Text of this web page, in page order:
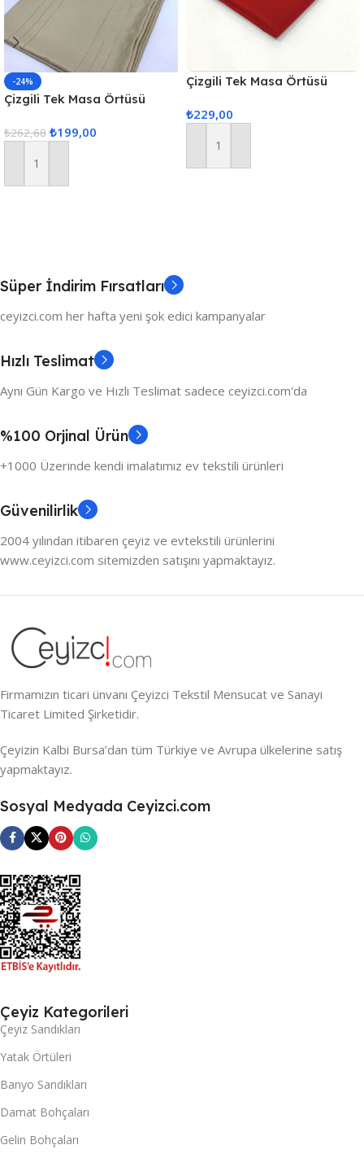
-24%
Çizgili Tek Masa Örtüsü
₺262,68 ₺199,00
Sepete Ekle
Çizgili Tek Masa Örtüsü
₺229,00
Sepete Ekle
Süper İndirim Fırsatları
ceyizci.com her hafta yeni şok edici kampanyalar
Hızlı Teslimat
Aynı Gün Kargo ve Hızlı Teslimat sadece ceyizci.com'da
%100 Orjinal Ürün
+1000 Üzerinde kendi imalatımız ev tekstili ürünleri
Güvenilirlik
2004 yılından itibaren çeyiz ve evtekstili ürünlerini
www.ceyizci.com sitemizden satışını yapmaktayız.
Firmamızın ticari ünvanı Çeyizci Tekstil Mensucat ve Sanayi
Ticaret Limited Şirketidir.
Çeyizin Kalbi Bursa’dan tüm Türkiye ve Avrupa ülkelerine satış
yapmaktayız.
Sosyal Medyada Ceyizci.com
Çeyiz Kategorileri
Çeyiz Sandıkları
Yatak Örtüleri
Banyo Sandıkları
Damat Bohçaları
Gelin Bohçaları